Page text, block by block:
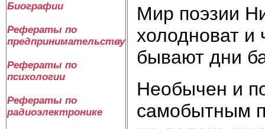
Биографии
Рефераты по
предпринимательству
Рефераты по
психологии
Рефераты по
радиоэлектронике
Мир поэзии
холодноват и
бывают дни
Необычен и
самобытным